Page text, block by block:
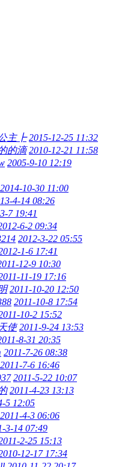
主┣ 2015-12-25 11:32
的滴 2010-12-21 11:58
2005-9-10 12:19
2014-10-30 11:00
4-14 08:26
7 19:41
6-2 09:34
2012-3-22 05:55
1-6 17:41
12-9 10:30
11-19 17:16
2011-10-20 12:50
2011-10-8 17:54
10-2 15:52
使 2011-9-24 13:53
8-31 20:35
2011-7-26 08:38
2011-7-6 16:46
2011-5-22 10:07
2011-4-23 13:13
5 12:05
2011-4-3 06:06
3-14 07:49
2-25 15:13
12-17 17:34